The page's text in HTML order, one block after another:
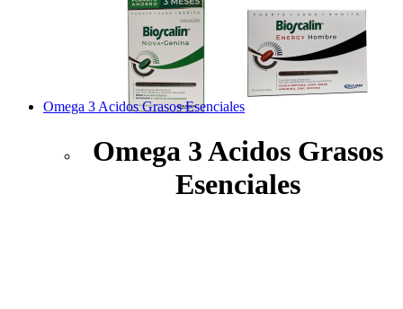
Omega 3 Acidos Grasos Esenciales
Omega 3 Acidos Grasos
Esenciales